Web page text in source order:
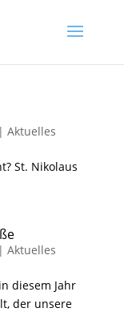
Aktuelles
St. Nikolaus
Aktuelles
diesem Jahr
der unsere